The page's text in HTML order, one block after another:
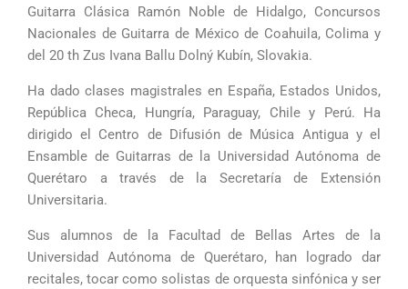
Guitarra Clásica Ramón Noble de Hidalgo, Concursos
Nacionales de Guitarra de México de Coahuila, Colima y
del 20 th Zus Ivana Ballu Dolný Kubín, Slovakia.
Ha dado clases magistrales en España, Estados Unidos,
República Checa, Hungría, Paraguay, Chile y Perú. Ha
dirigido el Centro de Difusión de Música Antigua y el
Ensamble de Guitarras de la Universidad Autónoma de
Querétaro a través de la Secretaría de Extensión
Universitaria.
Sus alumnos de la Facultad de Bellas Artes de la
Universidad Autónoma de Querétaro, han logrado dar
recitales, tocar como solistas de orquesta sinfónica y ser